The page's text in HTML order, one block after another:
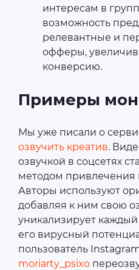
интересам в
возможность
релевантные и
офферы,
конверсию.
Примеры
Мы уже писали о
озвучить креатив.
озвучкой в соцсетях
методом привлечения
Авторы используют
добавляя к ним свою
уникализирует
его вирусный
пользователь
moriarty_psixo